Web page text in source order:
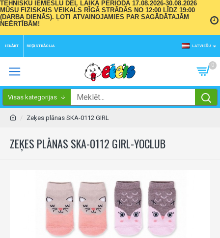
TEHNISKU IEMESLU DĒĻ LAIKA PERIODĀ 17.08.2026-30.08.2026
MŪSU FIZISKAIS VEIKALS RĪGĀ STRĀDĀS NO 12:00 LĪDZ 19:00
(DARBA DIENĀS). ĻOTI ATVAINOJAMIES PAR SAGĀDĀTAJĀM
NEĒRTĪBĀM!
IENĀKT REĢISTRĀCIJA LATVIEŠU
0
Visas kategorijas
Zeķes plānas SKA-0112 GIRL
ZEĶES PLĀNAS SKA-0112 GIRL-YOCLUB